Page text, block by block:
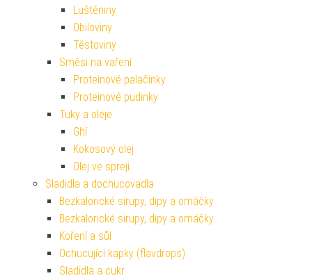
Luštěniny
Obiloviny
Těstoviny
Směsi na vaření
Proteinové palačinky
Proteinové pudinky
Tuky a oleje
Ghí
Kokosový olej
Olej ve spreji
Sladidla a dochucovadla
Bezkalorické sirupy, dipy a omáčky
Bezkalorické sirupy, dipy a omáčky
Koření a sůl
Ochucující kapky (flavdrops)
Sladidla a cukr